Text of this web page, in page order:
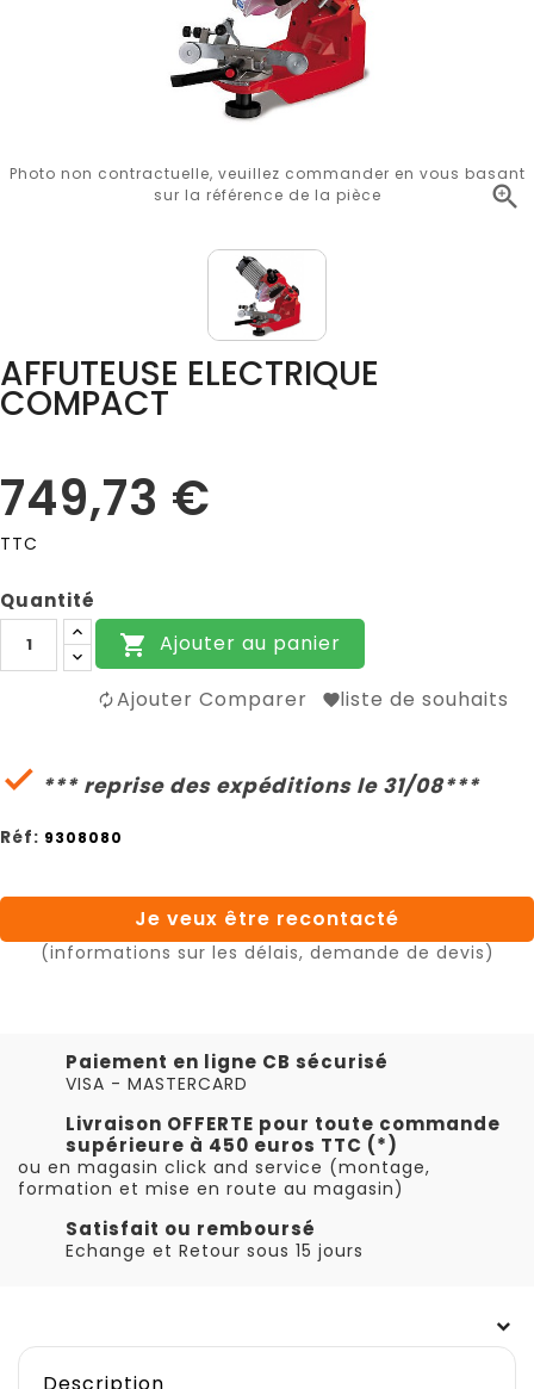

Photo non contractuelle, veuillez commander en vous basant
sur la référence de la pièce
AFFUTEUSE ELECTRIQUE
COMPACT
749,73 €
TTC
Quantité
 Ajouter au panier
Ajouter Comparer liste de souhaits
 *** reprise des expéditions le 31/08***
Réf: 9308080
Je veux être recontacté
(informations sur les délais, demande de devis)
Paiement en ligne CB sécurisé
VISA - MASTERCARD
Livraison OFFERTE pour toute commande
supérieure à 450 euros TTC (*)
ou en magasin click and service (montage,
formation et mise en route au magasin)
Satisfait ou remboursé
Echange et Retour sous 15 jours
Description